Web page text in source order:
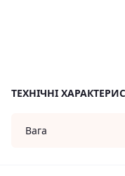
ТЕХНІЧНІ
Вага